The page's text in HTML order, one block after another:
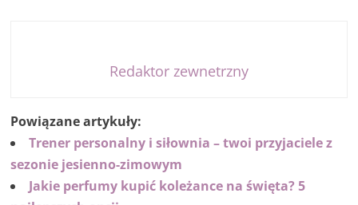
Redaktor zewnetrzny
Powiązane artykuły:
Trener personalny i siłownia – twoi przyjaciele z
sezonie jesienno-zimowym
Jakie perfumy kupić koleżance na święta? 5